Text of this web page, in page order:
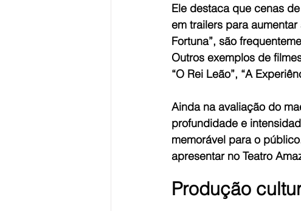
Ele destaca que cenas
em trailers para
Fortuna”, são
Outros exemplos de
“O Rei Leão”, “A
Ainda na avaliação do
profundidade e
memorável para o
apresentar no Teatro
Produção